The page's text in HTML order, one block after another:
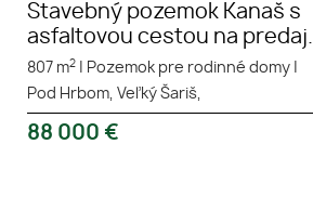
Stavebný pozemok Kanaš s
asfaltovou cestou na predaj.
807 m2 Pozemok pre rodinné domy
Pod Hrbom, Veľký Šariš,
88 000 €